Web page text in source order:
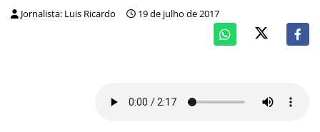
Jornalista: Luis Ricardo 19 de julho de 2017